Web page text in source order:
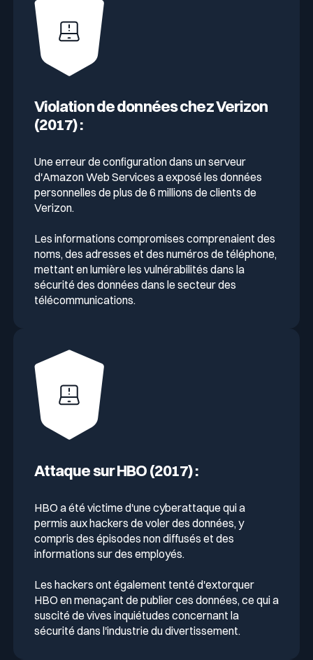
Violation de données chez Verizon
(2017) :
Une erreur de configuration dans un serveur
d'Amazon Web Services a exposé les données
personnelles de plus de 6 millions de clients de
Verizon.
Les informations compromises comprenaient des
noms, des adresses et des numéros de téléphone,
mettant en lumière les vulnérabilités dans la
sécurité des données dans le secteur des
télécommunications.
Attaque sur HBO (2017) :
HBO a été victime d'une cyberattaque qui a
permis aux hackers de voler des données, y
compris des épisodes non diffusés et des
informations sur des employés.
Les hackers ont également tenté d'extorquer
HBO en menaçant de publier ces données, ce qui a
suscité de vives inquiétudes concernant la
sécurité dans l'industrie du divertissement.